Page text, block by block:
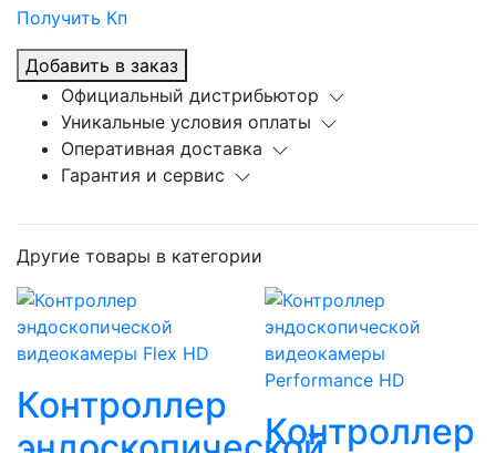
Получить Кп
Добавить в заказ
Официальный дистрибьютор
Уникальные условия оплаты
Оперативная доставка
Гарантия и сервис
Другие товары в категории
Контроллер
Контроллер